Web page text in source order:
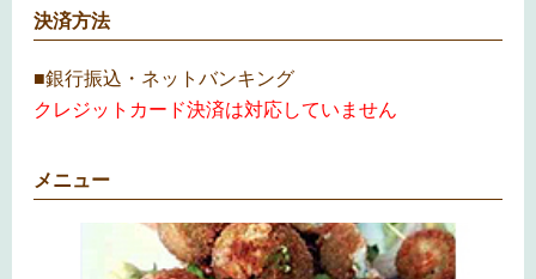
決済方法
■銀行振込・ネットバンキング
クレジットカード決済は対応していません
メニュー